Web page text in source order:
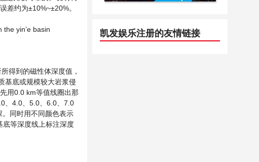
差约为±10%~±20%。
yin’e basin
得到的磁性体深度值，
基底或规模较大岩浆侵
用0.0 km等值线圈出那
、4.0、5.0、6.0、7.0
同时用不同颜色表示
底等深度线上标注深度
凯发娱乐注册的友情链接